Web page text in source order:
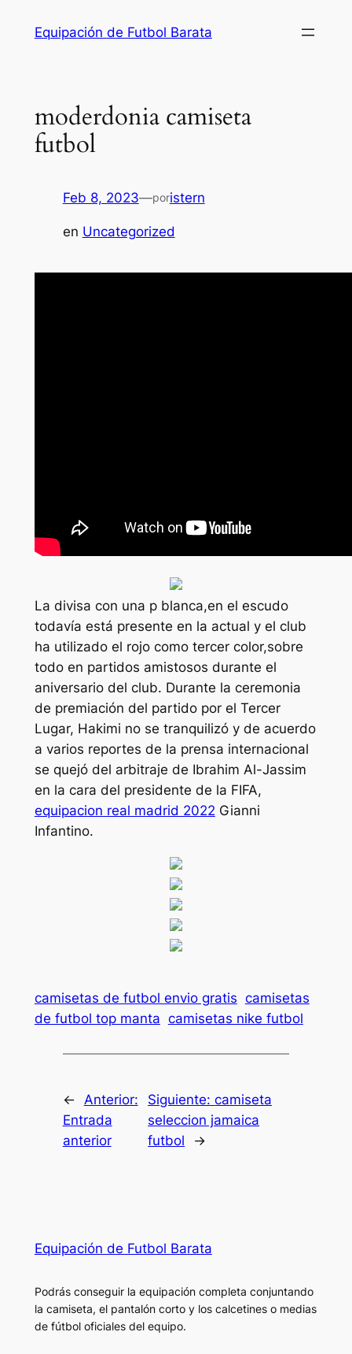
Equipación de Futbol Barata
moderdonia camiseta
futbol
Feb 8, 2023—poristern
en Uncategorized
La divisa con una p blanca,en el escudo
todavía está presente en la actual y el club
ha utilizado el rojo como tercer color,sobre
todo en partidos amistosos durante el
aniversario del club. Durante la ceremonia
de premiación del partido por el Tercer
Lugar, Hakimi no se tranquilizó y de acuerdo
a varios reportes de la prensa internacional
se quejó del arbitraje de Ibrahim Al-Jassim
en la cara del presidente de la FIFA,
equipacion real madrid 2022 Gianni
Infantino.
camisetas de futbol envio gratis camisetas
de futbol top manta camisetas nike futbol
← Anterior:
Entrada
anterior
Siguiente:camiseta
seleccion jamaica
futbol
→
Equipación de Futbol Barata
Podrás conseguir la equipación completa conjuntando
la camiseta, el pantalón corto y los calcetines o medias
de fútbol oficiales del equipo.